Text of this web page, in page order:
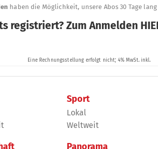
Sport
Lokal
Weltweit
Panorama